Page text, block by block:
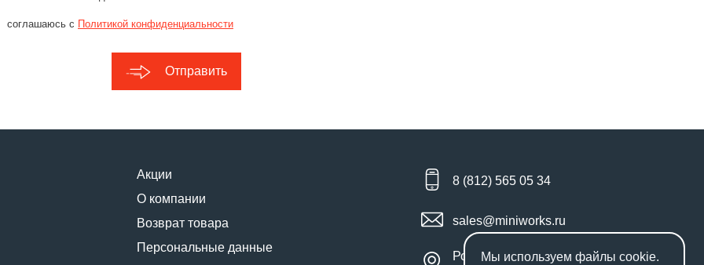
соглашаюсь с Политикой конфиденциальности
Отправить
Акции
О компании
Возврат товара
Персональные данные
8 (812) 565 05 34
sales@miniworks.ru
Россия, Санкт-Петербург,
Мы используем файлы cookie.